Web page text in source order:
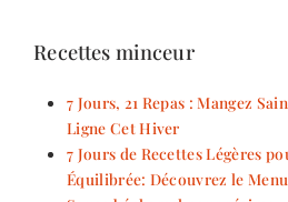
Recettes minceur
7 Jours, 21 Repas : Mangez
Ligne Cet Hiver
7 Jours de Recettes Légères
Équilibrée: Découvrez le